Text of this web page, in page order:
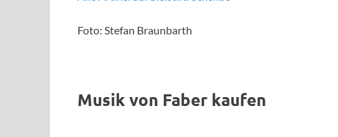
Foto: Stefan Braunbarth
Musik von Faber kaufen